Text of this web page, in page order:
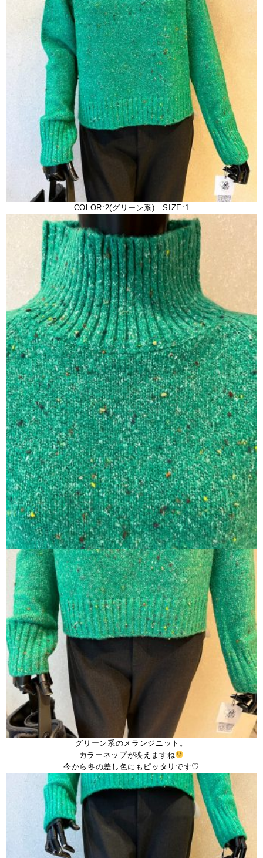
COLOR:2(グリーン系) SIZE:1
グリーン系のメランジニット。
カラーネップが映えますね
今から冬の差し色にもピッタリです♡